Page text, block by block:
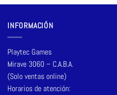
INFORMACIÓN
Playtec Games
Mirave 3060 – C.A.B.A.
(Solo ventas online)
Horarios de atención: